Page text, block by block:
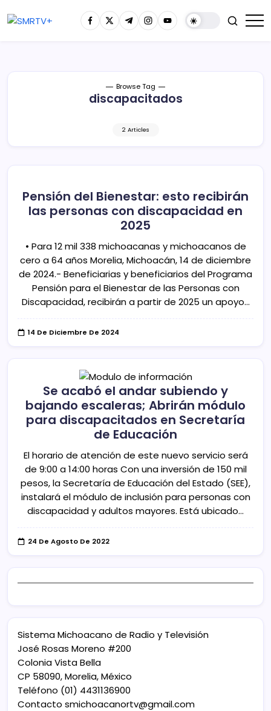
Browse Tag
discapacitados
2 Articles
Pensión del Bienestar: esto recibirán
las personas con discapacidad en
2025
• Para 12 mil 338 michoacanas y michoacanos de
cero a 64 años Morelia, Michoacán, 14 de diciembre
de 2024.- Beneficiarias y beneficiarios del Programa
Pensión para el Bienestar de las Personas con
Discapacidad, recibirán a partir de 2025 un apoyo…
14 De Diciembre De 2024
Se acabó el andar subiendo y
bajando escaleras; Abrirán módulo
para discapacitados en Secretaría
de Educación
El horario de atención de este nuevo servicio será
de 9:00 a 14:00 horas Con una inversión de 150 mil
pesos, la Secretaría de Educación del Estado (SEE),
instalará el módulo de inclusión para personas con
discapacidad y adultos mayores. Está ubicado…
24 De Agosto De 2022
Sistema Michoacano de Radio y Televisión
José Rosas Moreno #200
Colonia Vista Bella
CP 58090, Morelia, México
Teléfono (01) 4431136900
Contacto smichoacanortv@gmail.com